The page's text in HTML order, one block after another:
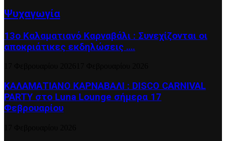
Ψυχαγωγία
13ο Καλαματιανό Καρναβάλι : Συνεχίζονται οι
αποκριάτικες εκδηλώσεις ….
ΚΑΛΑΜΑΤΙΑΝΟ ΚΑΡΝΑΒΑΛΙ : DISCO CARNIVAL
PARTY στο Luna Lounge σήμερα 17
Φεβρουαρίου